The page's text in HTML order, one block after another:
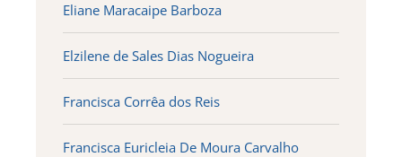
Eliane Maracaipe Barboza
Elzilene de Sales Dias Nogueira
Francisca Corrêa dos Reis
Francisca Euricleia De Moura Carvalho